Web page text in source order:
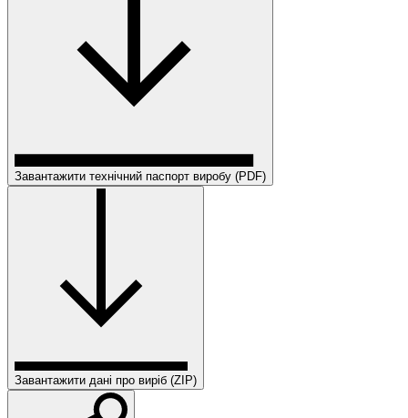
Завантажити технічний паспорт виробу (PDF)
Завантажити дані про виріб (ZIP)